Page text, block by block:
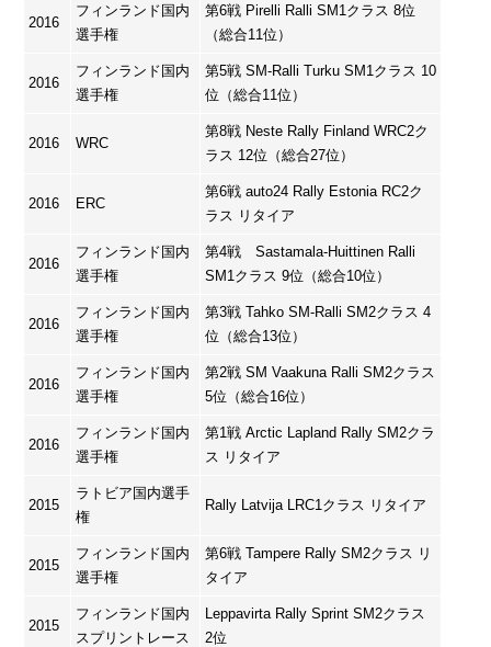
2016
フィンランド国内
選手権
第6戦 Pirelli Ralli SM1クラス 8位
（総合11位）
2016
フィンランド国内
選手権
第5戦 SM-Ralli Turku SM1クラス 10
位（総合11位）
2016 WRC
第8戦 Neste Rally Finland WRC2ク
ラス 12位（総合27位）
2016 ERC
第6戦 auto24 Rally Estonia RC2ク
ラス リタイア
2016
フィンランド国内
選手権
第4戦 Sastamala-Huittinen Ralli
SM1クラス 9位（総合10位）
2016
フィンランド国内
選手権
第3戦 Tahko SM-Ralli SM2クラス 4
位（総合13位）
2016
フィンランド国内
選手権
第2戦 SM Vaakuna Ralli SM2クラス
5位（総合16位）
2016
フィンランド国内
選手権
第1戦 Arctic Lapland Rally SM2クラ
ス リタイア
2015
ラトビア国内選手
権
Rally Latvija LRC1クラス リタイア
2015
フィンランド国内
選手権
第6戦 Tampere Rally SM2クラス リ
タイア
2015
フィンランド国内
スプリントレース
Leppavirta Rally Sprint SM2クラス
2位